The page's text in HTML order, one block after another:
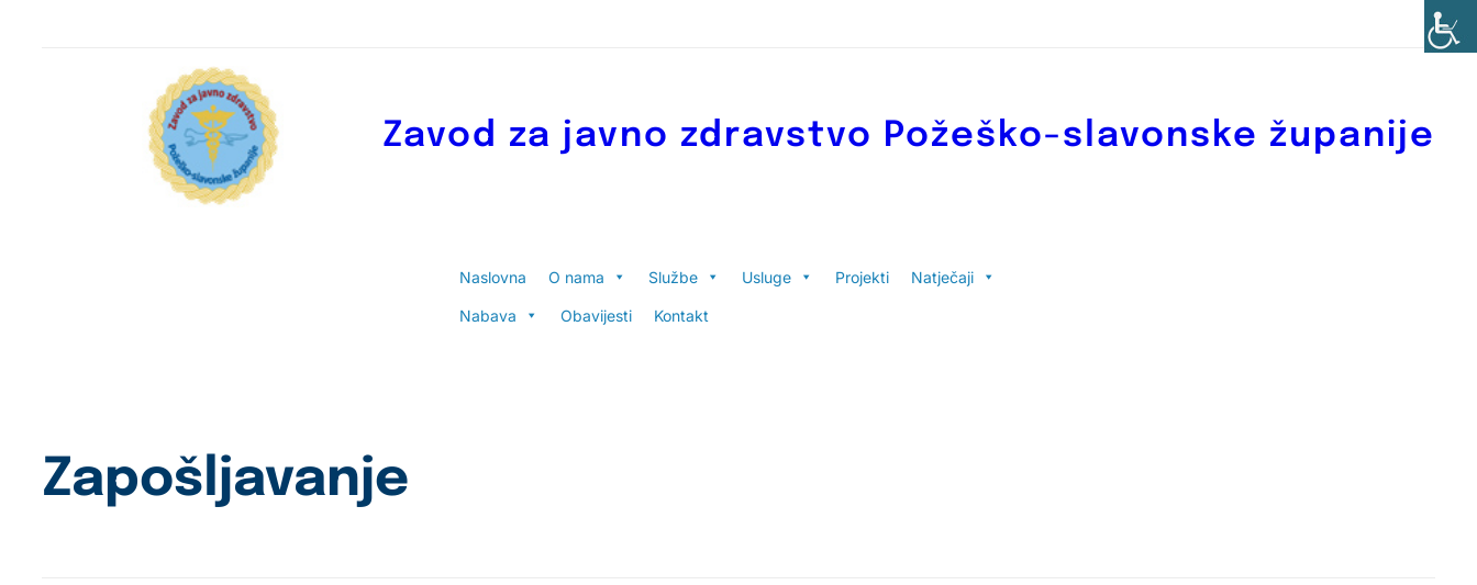
Zavod za javno zdravstvo Požeško-slavonske županije
Naslovna O nama Službe Usluge Projekti Natječaji
Nabava Obavijesti Kontakt
Zapošljavanje